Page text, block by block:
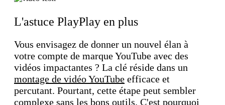
L'astuce PlayPlay en plus
Vous envisagez de donner un nouvel élan à
votre compte de marque YouTube avec des
vidéos impactantes ? La clé réside dans un
montage de vidéo YouTube efficace et
percutant. Pourtant, cette étape peut sembler
complexe sans les bons outils. C'est pourquoi